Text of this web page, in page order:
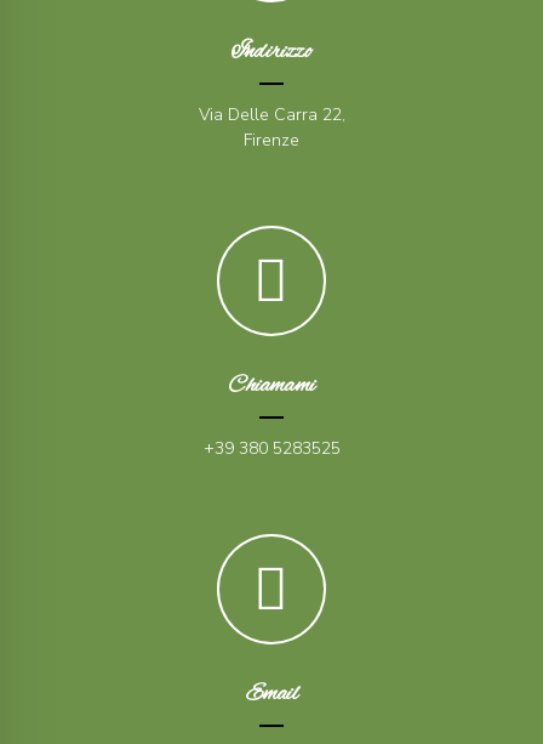
Indirizzo
Via Delle Carra 22,
Firenze
Chiamami
+39 380 5283525
Email